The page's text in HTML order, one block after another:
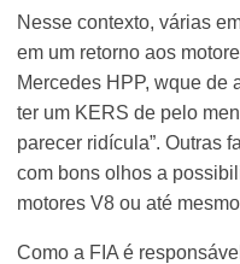
Nesse contexto, várias
em um retorno aos
Mercedes HPP, wque de
ter um KERS de pelo
parecer ridícula”. Outras
com bons olhos a
motores V8 ou até
Como a FIA é